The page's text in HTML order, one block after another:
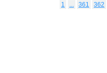
1 361 362